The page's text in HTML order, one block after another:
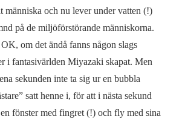
människa och nu lever under vatten (!)
på de miljöförstörande människorna.
om det ändå fanns någon slags
i fantasivärlden Miyazaki skapat. Men
sekunden inte ta sig ur en bubbla
satt henne i, för att i nästa sekund
fönster med fingret (!) och fly med sina